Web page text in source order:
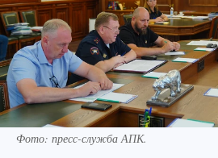
Фото: пресс-служба АПК.